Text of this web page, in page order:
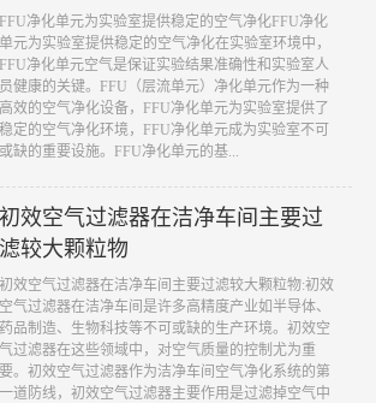
​FFU净化单元为实验室提供稳定的空气净化FFU净化
单元为实验室提供稳定的空气净化在实验室环境中，
FFU净化单元空气是保证实验结果准确性和实验室人
员健康的关键。FFU（层流单元）净化单元作为一种
高效的空气净化设备，FFU净化单元为实验室提供了
稳定的空气净化环境，FFU净化单元成为实验室不可
或缺的重要设施。FFU净化单元的基...
初效空气过滤器在洁净车间主要过
滤较大颗粒物
​初效空气过滤器在洁净车间主要过滤较大颗粒物:初效
空气过滤器在洁净车间是许多高精度产业如半导体、
药品制造、生物科技等不可或缺的生产环境。初效空
气过滤器在这些领域中，对空气质量的控制尤为重
要。初效空气过滤器作为洁净车间空气净化系统的第
一道防线，初效空气过滤器主要作用是过滤掉空气中